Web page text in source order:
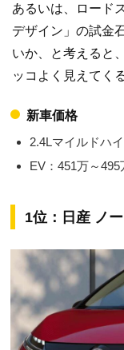
あるいは、ロード
デザイン」の試金
いか、と考えると
ッコよく見えてく
新車価格
2.4Lマイルドハ
EV：451万～495
1位：日産 ノ